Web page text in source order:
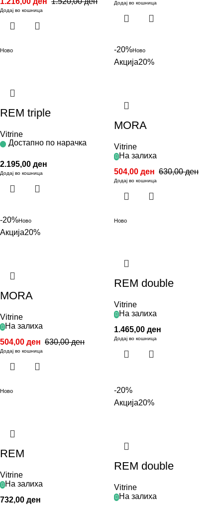
Додај во кошница
Додај во кошница
Ново
REM triple
Vitrine
Достапно по нарачка
2.195,00 ден
Додај во кошница
-20%Ново
Акција20%
MORA
Vitrine
На залиха
630,00ден
504,00 ден
Додај во кошница
-20%Ново
Акција20%
MORA
Vitrine
На залиха
630,00ден
504,00 ден
Додај во кошница
Ново
REM double
Vitrine
На залиха
1.465,00 ден
Додај во кошница
Ново
REM
Vitrine
На залиха
732,00 ден
-20%
Акција20%
REM double
Vitrine
На залиха